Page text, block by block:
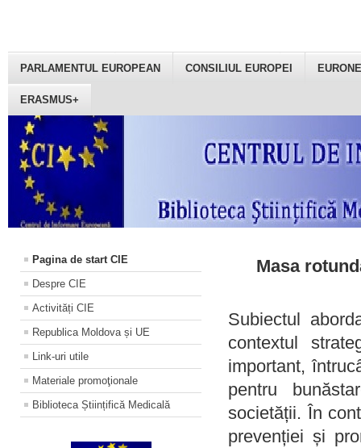
PARLAMENTUL EUROPEAN CONSILIUL EUROPEI
ERASMUS+
Pagina de start CIE
Despre CIE
Activități CIE
Republica Moldova și UE
Link-uri utile
Materiale promoţionale
Biblioteca Științifică Medicală
Masa
Subiectul
contextul
important,
pentru
societății. În
prevenției și